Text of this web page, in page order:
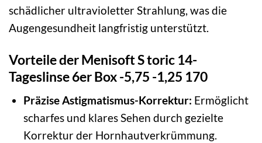
schädlicher ultravioletter Strahlung, was die
Augengesundheit langfristig unterstützt.
Vorteile der Menisoft S toric 14-
Tageslinse 6er Box -5,75 -1,25 170
Präzise Astigmatismus-Korrektur: Ermöglicht
scharfes und klares Sehen durch gezielte
Korrektur der Hornhautverkrümmung.